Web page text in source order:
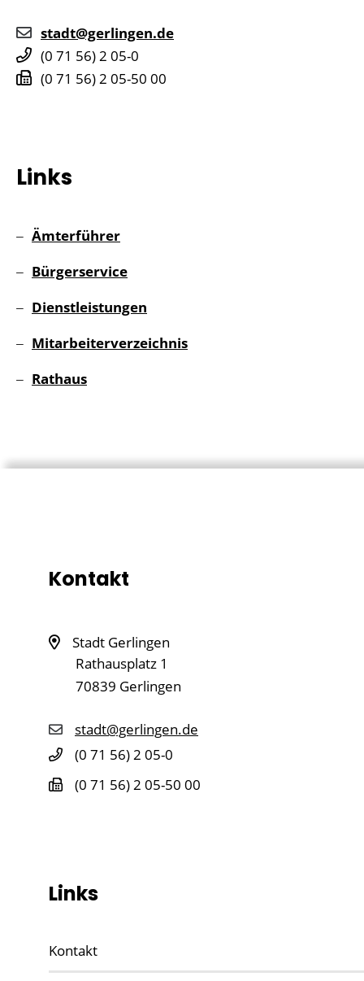
stadt@gerlingen.de
(0 71 56) 2 05-0
(0 71 56) 2 05-50 00
Links
Ämterführer
Bürgerservice
Dienstleistungen
Mitarbeiterverzeichnis
Rathaus
Kontakt
Stadt Gerlingen
Rathausplatz 1
70839 Gerlingen
stadt@gerlingen.de
(0 71 56) 2 05-0
(0 71 56) 2 05-50 00
Links
Kontakt